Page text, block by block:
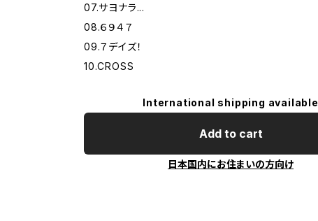
07.サヨナラ...
08.６９４７
09.７デイズ！
10.CROSS
International shipping available
Add to cart
日本国内にお住まいの方向け